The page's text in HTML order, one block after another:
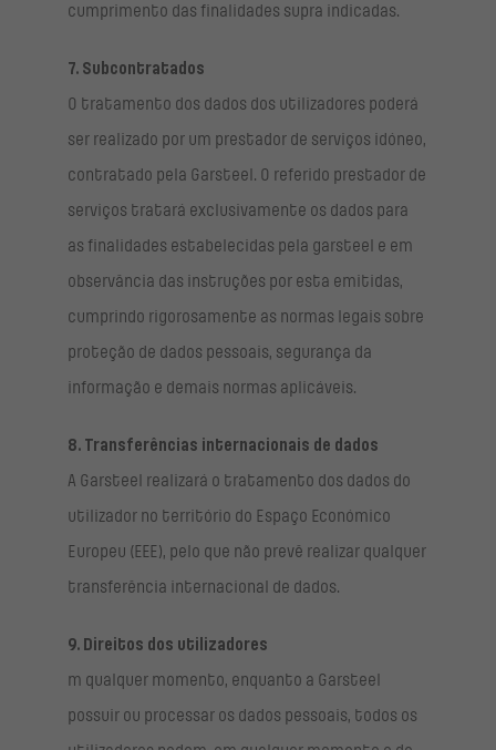
cumprimento das finalidades supra indicadas.
7. Subcontratados
O tratamento dos dados dos utilizadores poderá
ser realizado por um prestador de serviços idóneo,
contratado pela Garsteel. O referido prestador de
serviços tratará exclusivamente os dados para
as finalidades estabelecidas pela garsteel e em
observância das instruções por esta emitidas,
cumprindo rigorosamente as normas legais sobre
proteção de dados pessoais, segurança da
informação e demais normas aplicáveis.
8. Transferências internacionais de dados
A Garsteel realizará o tratamento dos dados do
utilizador no território do Espaço Económico
Europeu (EEE), pelo que não prevê realizar qualquer
transferência internacional de dados.
9. Direitos dos utilizadores
m qualquer momento, enquanto a Garsteel
possuir ou processar os dados pessoais, todos os